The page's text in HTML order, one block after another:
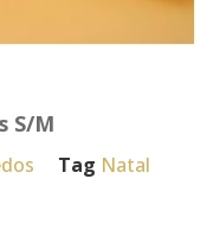
S/M
Tag Natal